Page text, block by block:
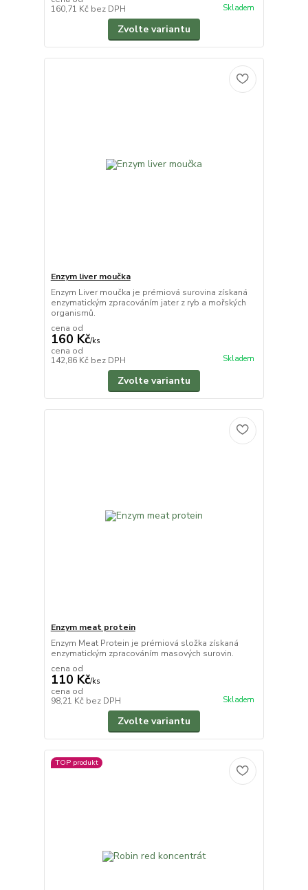
160,71 Kč bez DPH Skladem
Zvolte variantu
Enzym liver moučka
Enzym Liver moučka je prémiová surovina získaná
enzymatickým zpracováním jater z ryb a mořských
organismů.
cena od
160 Kč/ks
cena od
142,86 Kč bez DPH Skladem
Zvolte variantu
Enzym meat protein
Enzym Meat Protein je prémiová složka získaná
enzymatickým zpracováním masových surovin.
cena od
110 Kč/ks
cena od
98,21 Kč bez DPH Skladem
Zvolte variantu
TOP produkt